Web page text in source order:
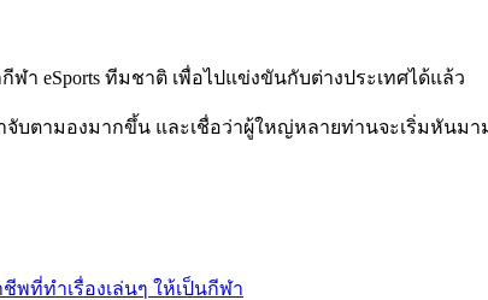
า eSports ทีมชาติ เพื่อไปแข่งขันกับต่างประเทศได้แล้ว
บตามองมากขึ้น และเชื่อว่าผู้ใหญ่หลายท่านจะเริ่มหันม
ชีพที่ทำเรื่องเล่นๆ ให้เป็นกีฬา